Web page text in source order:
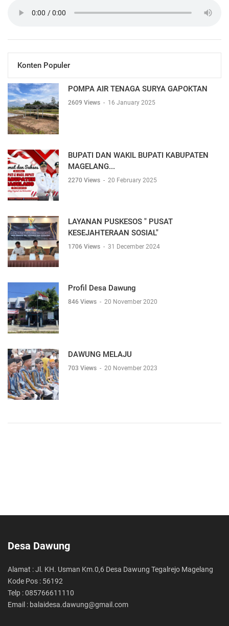
Konten Populer
POMPA AIR TENAGA SURYA GAPOKTAN
2609 Views - 16 January 2025
BUPATI DAN WAKIL BUPATI KABUPATEN
MAGELANG...
2270 Views - 20 February 2025
LAYANAN PUSKESOS " PUSAT
KESEJAHTERAAN SOSIAL"
1706 Views - 31 December 2024
Profil Desa Dawung
846 Views - 20 November 2020
DAWUNG MELAJU
703 Views - 20 November 2023
Desa Dawung
Alamat : Jl. KH. Usman Km.0,6 Desa Dawung Tegalrejo Magelang
Kode Pos : 56192
Telp : 085766611110
Email : balaidesa.dawung@gmail.com